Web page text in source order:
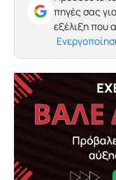
πηγές σας
εξέλιξη που